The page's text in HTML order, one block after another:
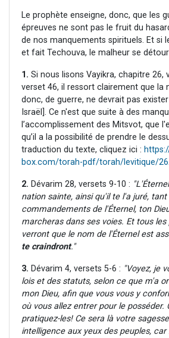
Le prophète enseigne, donc, que les
épreuves ne sont pas le fruit du
de nos manquements spirituels. Et si
et fait Techouva, le malheur se
1. Si nous lisons Vayikra, chapitre 26,
verset 46, il ressort clairement que la
donc, de guerre, ne devrait pas
Israël]. Ce n'est que suite à des
l’accomplissement des Mitsvot, que
qu’il a la possibilité de prendre le
traduction du texte, cliquez ici :
box.com/torah-pdf/torah/levitique/
2. Dévarim 28, versets 9-10 :
nation sainte, ainsi qu'il te l'a juré,
commandements de l'Éternel, ton
marcheras dans ses voies. Et tous
verront que le nom de l'Éternel est
te craindront."
3. Dévarim 4, versets 5-6 : "Voyez, je
lois et des statuts, selon ce que m'a
mon Dieu, afin que vous vous y
où vous allez entrer pour le posséder.
pratiquez-les! Ce sera là votre
intelligence aux yeux des peuples,